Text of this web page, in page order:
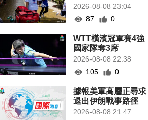
2026-08-08 23:04
87
0
WTT橫濱冠軍賽4強
國家隊奪3席
2026-08-08 22:38
105
0
據報美軍高層正尋求
退出伊朗戰事路徑
2026-08-08 21:47